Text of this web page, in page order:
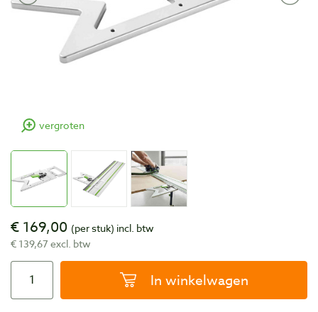
vergroten
€ 169,00 (per stuk) incl. btw
€ 139,67 excl. btw
In winkelwagen